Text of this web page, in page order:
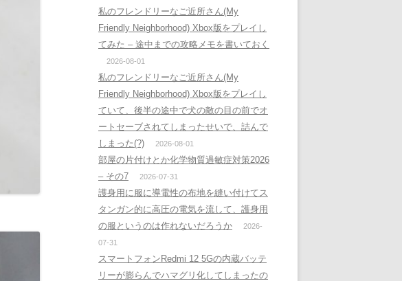
私のフレンドリーなご近所さん(My
Friendly Neighborhood) Xbox版をプレイし
てみた – 途中までの攻略メモを書いておく
2026-08-01
私のフレンドリーなご近所さん(My
Friendly Neighborhood) Xbox版をプレイし
ていて、後半の途中で犬の敵の目の前でオ
ートセーブされてしまったせいで、詰んで
しまった(?)
2026-08-01
部屋の片付けとか化学物質過敏症対策2026
– その7
2026-07-31
護身用に服に導電性の布地を縫い付けてス
タンガン的に高圧の電気を流して、護身用
の服というのは作れないだろうか
2026-
07-31
スマートフォンRedmi 12 5Gの内蔵バッテ
リーが膨らんでハマグリ化してしまったの